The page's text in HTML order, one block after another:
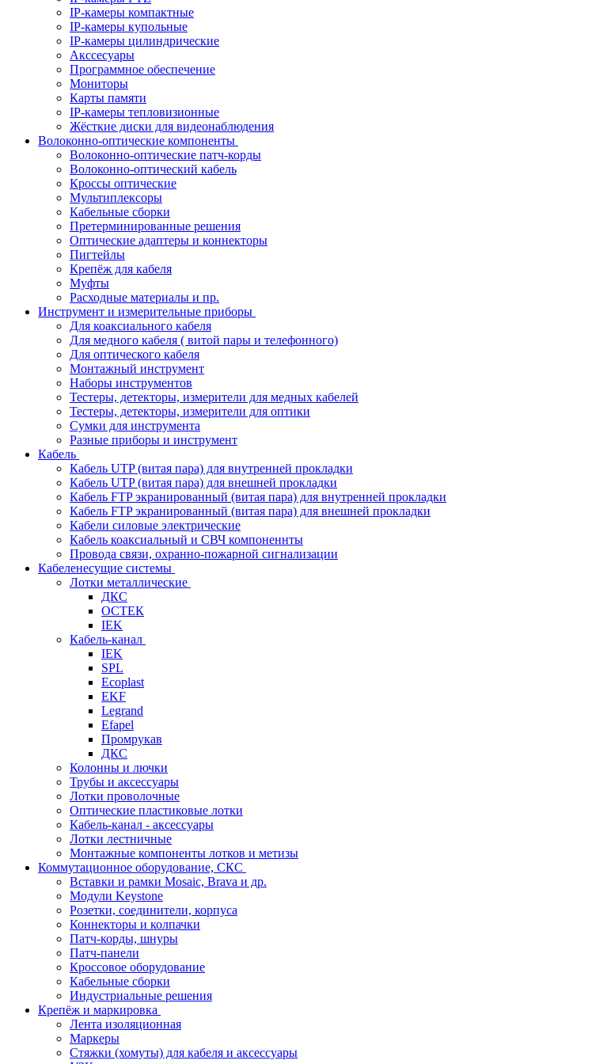
IP-камеры компактные
IP-камеры купольные
IP-камеры цилиндрические
Акссесуары
Программное обеспечение
Мониторы
Карты памяти
IP-камеры тепловизионные
Жёсткие диски для видеонаблюдения
Волоконно-оптические компоненты
Волоконно-оптические патч-корды
Волоконно-оптический кабель
Кроссы оптические
Мультиплексоры
Кабельные сборки
Претерминированные решения
Оптические адаптеры и коннекторы
Пигтейлы
Крепёж для кабеля
Муфты
Расходные материалы и пр.
Инструмент и измерительные приборы
Для коаксиального кабеля
Для медного кабеля ( витой пары и телефонного)
Для оптического кабеля
Монтажный инструмент
Наборы инструментов
Тестеры, детекторы, измерители для медных кабелей
Тестеры, детекторы, измерители для оптики
Сумки для инструмента
Разные приборы и инструмент
Кабель
Кабель UTP (витая пара) для внутренней прокладки
Кабель UTP (витая пара) для внешней прокладки
Кабель FTP экранированный (витая пара) для внутренней прокладки
Кабель FTP экранированный (витая пара) для внешней прокладки
Кабели силовые электрические
Кабель коаксиальный и СВЧ компоненнты
Провода связи, охранно-пожарной сигнализации
Кабеленесущие системы
Лотки металлические
ДКС
ОСТЕК
IEK
Кабель-канал
IEK
SPL
Ecoplast
EKF
Legrand
Efapel
Промрукав
ДКС
Колонны и лючки
Трубы и аксессуары
Лотки проволочные
Оптические пластиковые лотки
Кабель-канал - аксессуары
Лотки лестничные
Монтажные компоненты лотков и метизы
Коммутационное оборудование, СКС
Вставки и рамки Mosaic, Brava и др.
Модули Keystone
Розетки, соединители, корпуса
Коннекторы и колпачки
Патч-корды, шнуры
Патч-панели
Кроссовое оборудование
Кабельные сборки
Индустриальные решения
Крепёж и маркировка
Лента изоляционная
Маркеры
Стяжки (хомуты) для кабеля и аксессуары